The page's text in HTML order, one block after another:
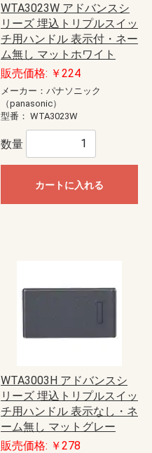
WTA3023W アドバンスシ
リーズ 埋込トリプルスイッ
チ用ハンドル 表示付・ネー
ム無し マットホワイト
販売価格: ￥224
メーカー：パナソニック
（panasonic）
型番： WTA3023W
数量
カートに入れる
WTA3003H アドバンスシ
リーズ 埋込トリプルスイッ
チ用ハンドル 表示なし・ネ
ーム無し マットグレー
販売価格: ￥278